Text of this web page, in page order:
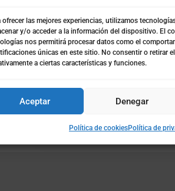
ofrecer las mejores experiencias, utilizamos
y/o acceder a la información del dispositivo. El
nos permitirá procesar datos como el
únicas en este sitio. No consentir o retirar
a ciertas características y funciones.
Aceptar Denegar
Política de cookiesPolítica de
Feb 27, 2026
COTO NEWS
nuestros clientes)
8 de cada 10 valencianos prefieren
la Comunitat Valenciana En 2026
63% de los...